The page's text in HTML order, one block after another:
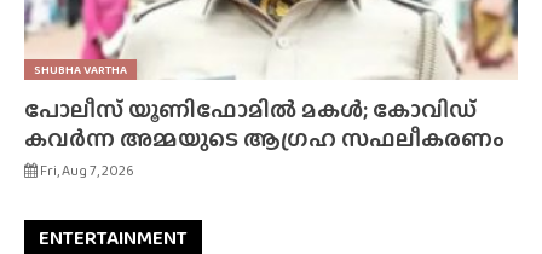
SHUBHA VARTHA
പോലീസ് യൂണിഫോമിൽ മകൾ; കോവിഡ്
കവർന്ന അമ്മയുടെ ആഗ്രഹ സഫലീകരണം
Fri, Aug 7, 2026
ENTERTAINMENT